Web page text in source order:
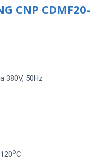
CNP CDMF20-
380V, 50Hz
oC